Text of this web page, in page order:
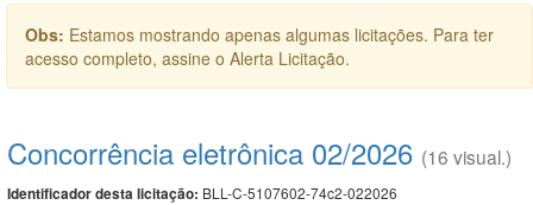
Obs: Estamos mostrando apenas algumas licitações. Para ter
acesso completo, assine o Alerta Licitação.
Concorrência eletrônica 02/2026 (16 visual.)
Identificador desta licitação: BLL-C-5107602-74c2-022026